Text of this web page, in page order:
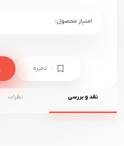
ذخیره
نقد و بررسی نظرات